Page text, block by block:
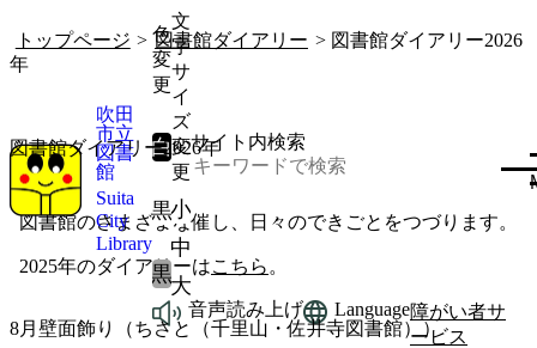
吹田
市立
図書
館
Suita
City
Library
色
変
更
白
黒
黒
文
字
サ
イ
ズ
変
更
小
中
大
サイト内検索
音声読み上げ Language障がい者サ
ービス
トップページ >図書館ダイアリー > 図書館ダイアリー2026
年
図書館ダイアリー2026年
図書館のさまざまな催し、日々のできごとをつづります。
2025年のダイアリーはこちら 。
8月壁面飾り（ちさと（千里山・佐井寺図書館））